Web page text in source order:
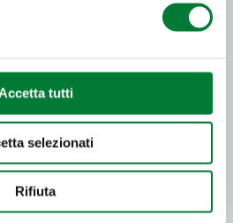
tutti
selezionati
Rifiuta
significativo (maggiore 9
9 mesi?
e disponibile da almeno
storia finanziaria consolidata
di valutare con
la solidità economica
capacità di onorare gli